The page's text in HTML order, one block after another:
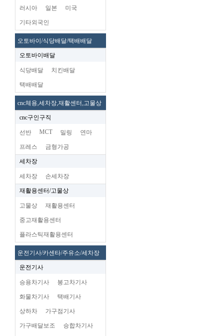
러시아 일본 미국
기타외국인
오토바이/식당배달/택배배달
오토바이배달
식당배달 치킨배달
택배배달
cnc체용,세차장,재활센터,고물상
cnc구인구직
선반 MCT 밀링 연마
프레스 금형가공
세차장
세차장 손세차장
재활용센터/고물상
고물상 재활용센터
중고재활용센터
플라스틱재활용센터
운전기사/카센타/주유소/세차장
운전기사
승용차기사 봉고차기사
화물차기사 택배기사
상하차 가구점기사
가구배달보조 승합차기사